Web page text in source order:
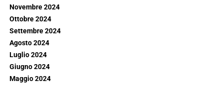
Novembre 2024
Ottobre 2024
Settembre 2024
Agosto 2024
Luglio 2024
Giugno 2024
Maggio 2024